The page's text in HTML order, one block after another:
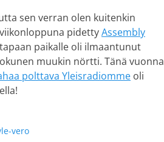
sen verran olen kuitenkin
pidettyAssembly
paikalle oli ilmaantunut
muukin nörtti. Tänä vuonna
polttava Yleisradiomme oli
vero